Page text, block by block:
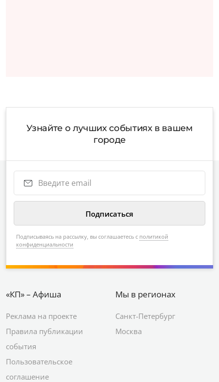
Узнайте о лучших событиях в вашем
городе
Подписываясь на рассылку, вы соглашаетесь с политикой
конфиденциальности
«КП» – Афиша
Реклама на проекте
Правила публикации
события
Пользовательское
соглашение
Мы в регионах
Санкт-Петербург
Москва